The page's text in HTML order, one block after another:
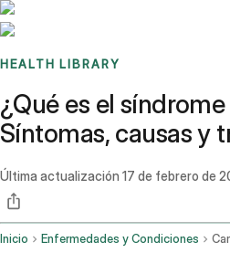
HEALTH LIBRARY
¿Qué es el
Síntomas, causas y
Última actualización 17 de febrero de
Inicio Enfermedades y Condiciones